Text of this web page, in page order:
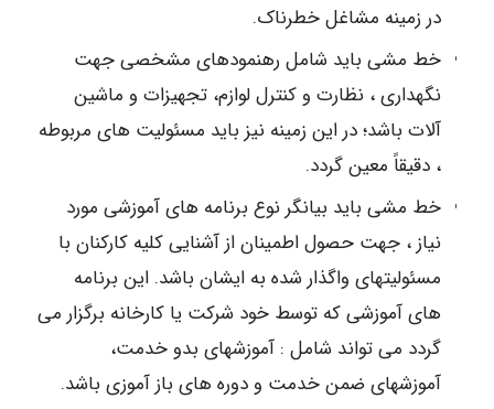
در زمینه مشاغل خطرناک.
خط مشی باید شامل رهنمودهای مشخصی جهت
نگهداری ، نظارت و کنترل لوازم، تجهیزات و ماشین
آلات باشد؛ در این زمینه نیز باید مسئولیت های مربوطه
، دقیقاً معین گردد.
خط مشی باید بیانگر نوع برنامه های آموزشی مورد
نیاز ، جهت حصول اطمینان از آشنایی کلیه کارکنان با
مسئولیتهای واگذار شده به ایشان باشد. این برنامه
های آموزشی که توسط خود شرکت یا کارخانه برگزار می
گردد می تواند شامل : آموزشهای بدو خدمت،
آموزشهای ضمن خدمت و دوره های باز آموزی باشد.